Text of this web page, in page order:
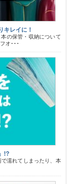
キレイに！
の保管・収納について
オ･･･
!?
濡れてしまったり、本